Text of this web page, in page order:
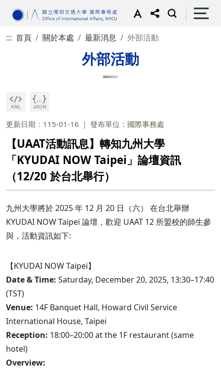
::: 首頁 關於本處 最新消息 外部活動
外部活動
更新日期：115-01-16 發布單位：國際事務處
【UAAT活動訊息】轉知九州大學
「KYUDAI NOW Taipei」論壇資訊
（12/20 於台北舉行）
九州大學將於 2025 年 12 月 20 日（六） 在台北舉辦
KYUDAI NOW Taipei 論壇，歡迎 UAAT 12 所盟校的師生參
與，活動資訊如下:
【KYUDAI NOW Taipei】
Date & Time: Saturday, December 20, 2025, 13:30–17:40
(TST)
Venue: 14F Banquet Hall, Howard Civil Service
International House, Taipei
Reception: 18:00–20:00 at the 1F restaurant (same
hotel)
Overview: